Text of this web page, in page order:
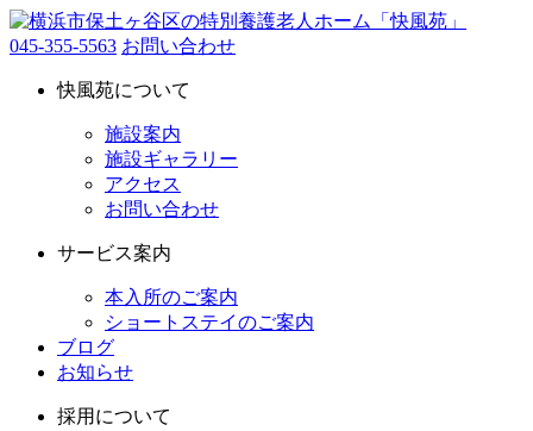
045-355-5563 お問い合わせ
快風苑について
施設案内
施設ギャラリー
アクセス
お問い合わせ
サービス案内
本入所のご案内
ショートステイのご案内
ブログ
お知らせ
採用について